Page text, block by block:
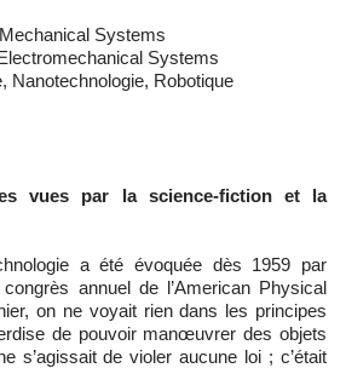
Systems
Systems
Nanotechnologie, Robotique
vues par la science-fiction et la
a été évoquée dès 1959 par
annuel de l’American Physical
on ne voyait rien dans les principes
de pouvoir manœuvrer des objets
s’agissait de violer aucune loi ; c’était